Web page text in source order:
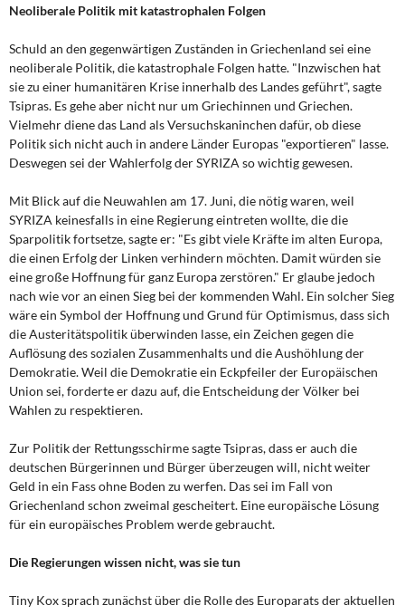
Neoliberale Politik mit katastrophalen Folgen
Schuld an den gegenwärtigen Zuständen in Griechenland sei eine
neoliberale Politik, die katastrophale Folgen hatte. "Inzwischen hat
sie zu einer humanitären Krise innerhalb des Landes geführt", sagte
Tsipras. Es gehe aber nicht nur um Griechinnen und Griechen.
Vielmehr diene das Land als Versuchskaninchen dafür, ob diese
Politik sich nicht auch in andere Länder Europas "exportieren" lasse.
Deswegen sei der Wahlerfolg der SYRIZA so wichtig gewesen.
Mit Blick auf die Neuwahlen am 17. Juni, die nötig waren, weil
SYRIZA keinesfalls in eine Regierung eintreten wollte, die die
Sparpolitik fortsetze, sagte er: "Es gibt viele Kräfte im alten Europa,
die einen Erfolg der Linken verhindern möchten. Damit würden sie
eine große Hoffnung für ganz Europa zerstören." Er glaube jedoch
nach wie vor an einen Sieg bei der kommenden Wahl. Ein solcher Sieg
wäre ein Symbol der Hoffnung und Grund für Optimismus, dass sich
die Austeritätspolitik überwinden lasse, ein Zeichen gegen die
Auflösung des sozialen Zusammenhalts und die Aushöhlung der
Demokratie. Weil die Demokratie ein Eckpfeiler der Europäischen
Union sei, forderte er dazu auf, die Entscheidung der Völker bei
Wahlen zu respektieren.
Zur Politik der Rettungsschirme sagte Tsipras, dass er auch die
deutschen Bürgerinnen und Bürger überzeugen will, nicht weiter
Geld in ein Fass ohne Boden zu werfen. Das sei im Fall von
Griechenland schon zweimal gescheitert. Eine europäische Lösung
für ein europäisches Problem werde gebraucht.
Die Regierungen wissen nicht, was sie tun
Tiny Kox sprach zunächst über die Rolle des Europarats der aktuellen